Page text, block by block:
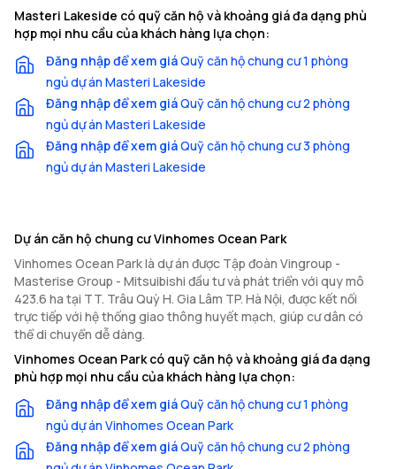
Masteri Lakeside có quỹ căn hộ và khoảng giá đa dạng phù
hợp mọi nhu cầu của khách hàng lựa chọn:
Đăng nhập để xem giáQuỹ căn hộ chung cư 1 phòng
ngủ dự án Masteri Lakeside
Đăng nhập để xem giáQuỹ căn hộ chung cư 2 phòng
ngủ dự án Masteri Lakeside
Đăng nhập để xem giáQuỹ căn hộ chung cư 3 phòng
ngủ dự án Masteri Lakeside
Dự án căn hộ chung cư Vinhomes Ocean Park
Vinhomes Ocean Park là dự án được Tập đoàn Vingroup -
Masterise Group - Mitsuibishi đầu tư và phát triển với quy mô
423.6 ha tại TT. Trâu Quỳ H. Gia Lâm TP. Hà Nội, được kết nối
trực tiếp với hệ thống giao thông huyết mạch, giúp cư dân có
thể di chuyển dễ dàng.
Vinhomes Ocean Park có quỹ căn hộ và khoảng giá đa dạng
phù hợp mọi nhu cầu của khách hàng lựa chọn:
Đăng nhập để xem giáQuỹ căn hộ chung cư 1 phòng
ngủ dự án Vinhomes Ocean Park
Đăng nhập để xem giáQuỹ căn hộ chung cư 2 phòng